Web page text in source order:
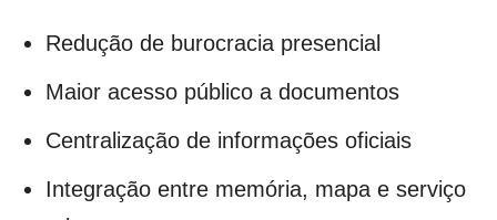
Redução de burocracia presencial
Maior acesso público a documentos
Centralização de informações oficiais
Integração entre memória, mapa e serviço